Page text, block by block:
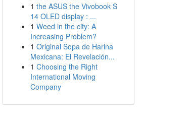
1 the ASUS the Vivobook S
14 OLED display : ...
1 Weed in the city: A
Increasing Problem?
1 Original Sopa de Harina
Mexicana: El Revelación...
1 Choosing the Right
International Moving
Company